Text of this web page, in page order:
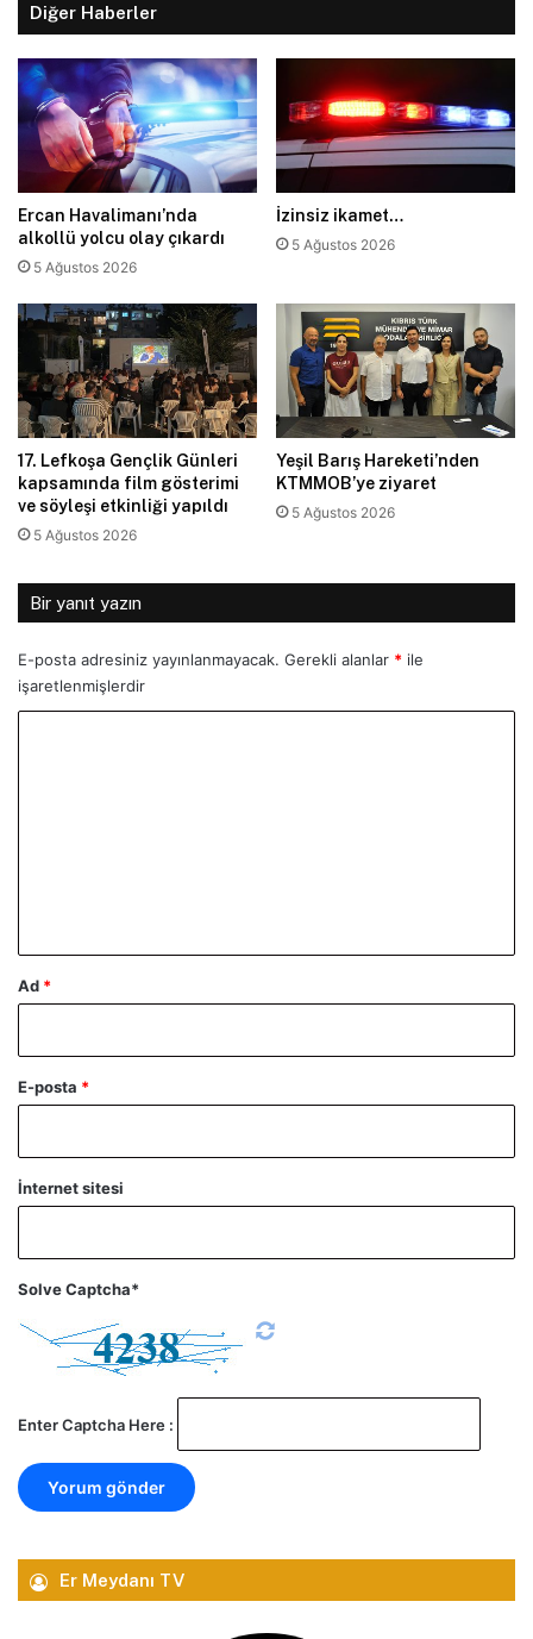
Diğer Haberler
Ercan Havalimanı’nda
alkollü yolcu olay çıkardı
5 Ağustos 2026
İzinsiz ikamet…
5 Ağustos 2026
17. Lefkoşa Gençlik Günleri
kapsamında film gösterimi
ve söyleşi etkinliği yapıldı
5 Ağustos 2026
Yeşil Barış Hareketi’nden
KTMMOB’ye ziyaret
5 Ağustos 2026
Bir yanıt yazın
E-posta adresiniz yayınlanmayacak. Gerekli alanlar * ile
işaretlenmişlerdir
Ad *
E-posta *
İnternet sitesi
Solve Captcha*
Enter Captcha Here :
Er Meydanı TV